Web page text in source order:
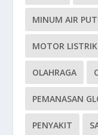
MINUM AIR
MOTOR LISTRIK
OLAHRAGA
PEMANASAN
PENYAKIT